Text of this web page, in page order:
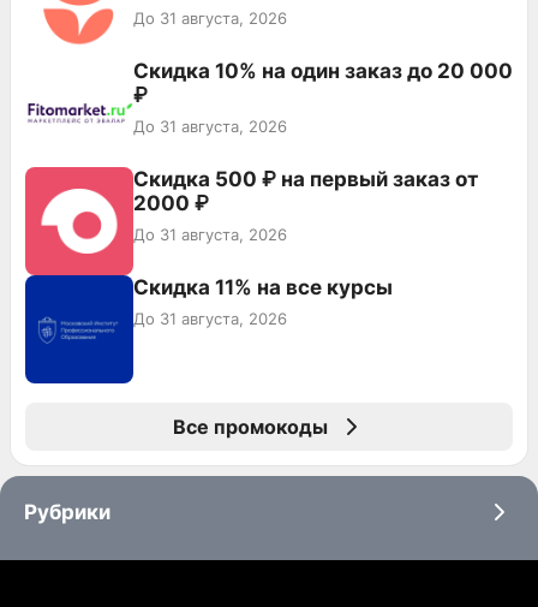
До 31 августа, 2026
Скидка 10% на один заказ до 20 000
₽
До 31 августа, 2026
Скидка 500 ₽ на первый заказ от
2000 ₽
До 31 августа, 2026
Скидка 11% на все курсы
До 31 августа, 2026
Все промокоды
Рубрики